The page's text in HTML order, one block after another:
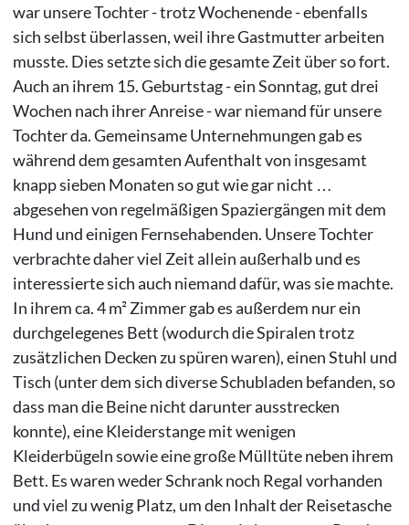
war unsere Tochter - trotz Wochenende - ebenfalls
sich selbst überlassen, weil ihre Gastmutter arbeiten
musste. Dies setzte sich die gesamte Zeit über so fort.
Auch an ihrem 15. Geburtstag - ein Sonntag, gut drei
Wochen nach ihrer Anreise - war niemand für unsere
Tochter da. Gemeinsame Unternehmungen gab es
während dem gesamten Aufenthalt von insgesamt
knapp sieben Monaten so gut wie gar nicht …
abgesehen von regelmäßigen Spaziergängen mit dem
Hund und einigen Fernsehabenden. Unsere Tochter
verbrachte daher viel Zeit allein außerhalb und es
interessierte sich auch niemand dafür, was sie machte.
In ihrem ca. 4 m² Zimmer gab es außerdem nur ein
durchgelegenes Bett (wodurch die Spiralen trotz
zusätzlichen Decken zu spüren waren), einen Stuhl und
Tisch (unter dem sich diverse Schubladen befanden, so
dass man die Beine nicht darunter ausstrecken
konnte), eine Kleiderstange mit wenigen
Kleiderbügeln sowie eine große Mülltüte neben ihrem
Bett. Es waren weder Schrank noch Regal vorhanden
und viel zu wenig Platz, um den Inhalt der Reisetasche